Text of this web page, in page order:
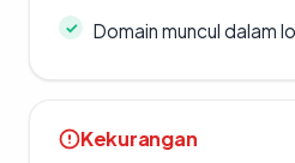
Domain muncul dalam
Kekurangan